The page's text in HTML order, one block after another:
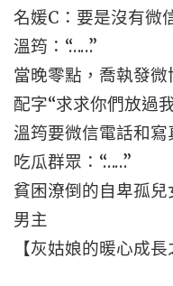
名媛C：要是沒有微
溫筠：“……”
當晚零點，喬執發微
配字“求求你們放過
溫筠要微信電話和
吃瓜群眾：“……”
貧困潦倒的自卑孤
男主
【灰姑娘的暖心成